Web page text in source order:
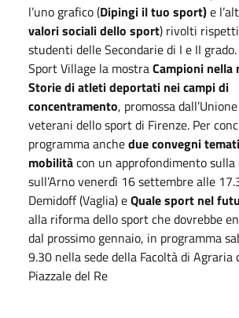
l’uno grafico (Dipingi il tuo sport)e
valori sociali dello sport) rivolti
studenti delle Secondarie di I e II
Sport Village la mostraCampioni nella
Storie di atleti deportati nei campi di
concentramento, promossa
veterani dello sport di Firenze. Per
programma anchedue convegni
mobilitàcon un approfondimento
sull’Arno venerdì 16settembrealle
Demidoff (Vaglia) eQuale sport nel
alla riforma dello sport che dovrebbe
dal prossimo gennaio, in programma
9.30 nella sede della Facoltà di Agraria
Piazzale del Re